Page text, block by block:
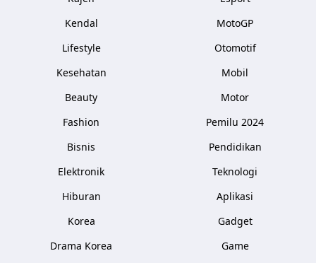
Kendal
Lifestyle
Kesehatan
Beauty
Fashion
Bisnis
Elektronik
Hiburan
Korea
Drama Korea
MotoGP
Otomotif
Mobil
Motor
Pemilu 2024
Pendidikan
Teknologi
Aplikasi
Gadget
Game